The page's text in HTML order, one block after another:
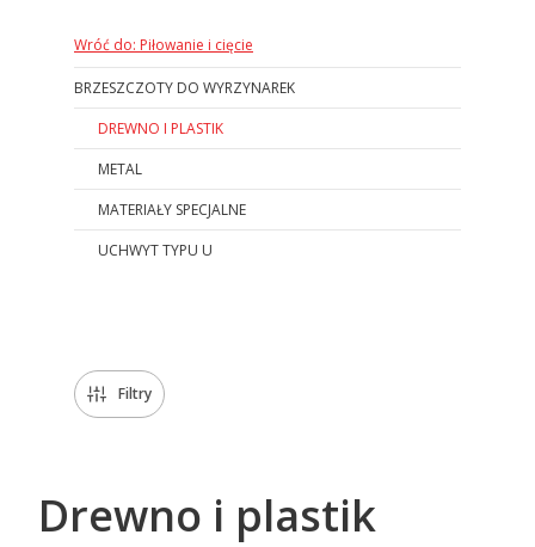
Wróć do: Piłowanie i cięcie
BRZESZCZOTY DO WYRZYNAREK
DREWNO I PLASTIK
METAL
MATERIAŁY SPECJALNE
UCHWYT TYPU U
Filtry
Drewno i plastik